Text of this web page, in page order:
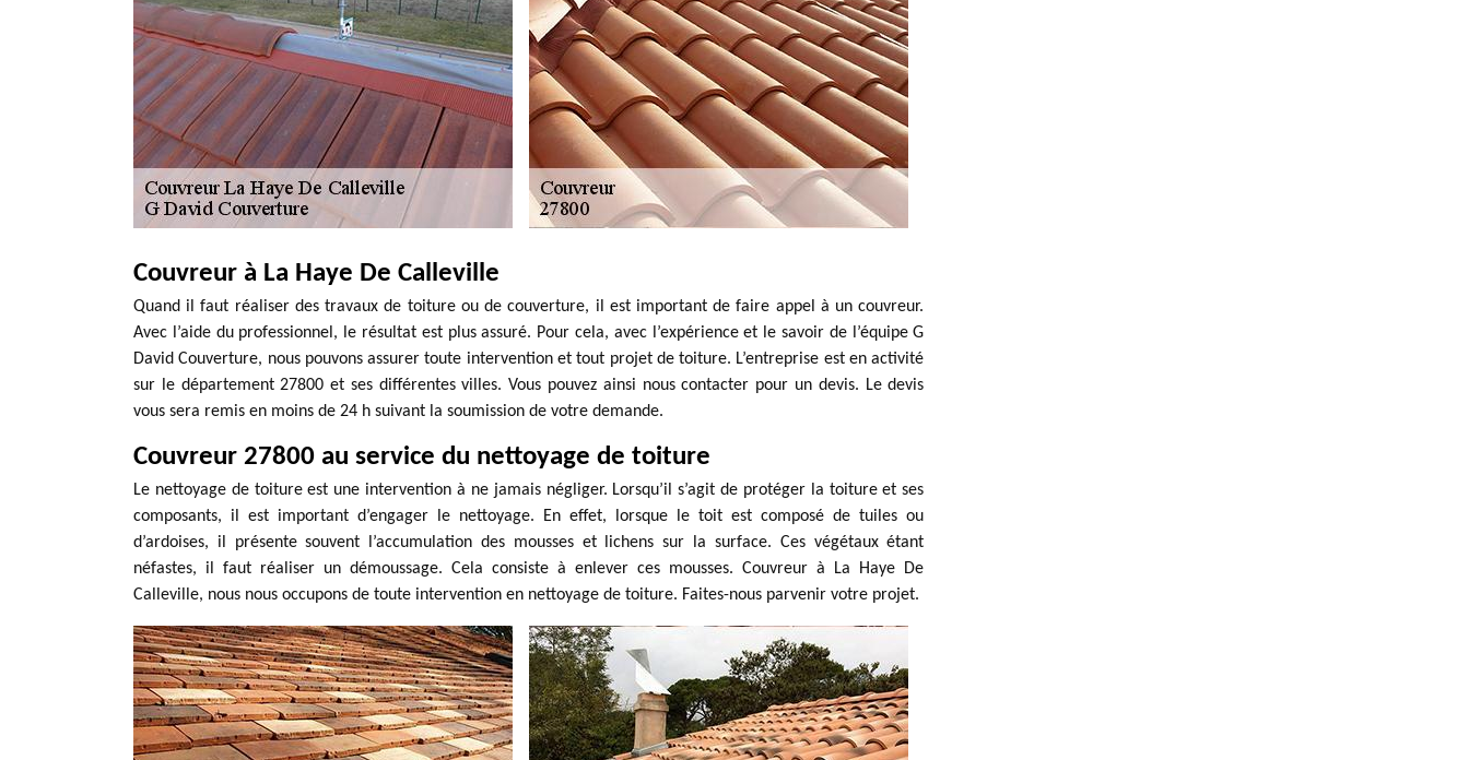
Couvreur à La Haye De Calleville
Quand il faut réaliser des travaux de toiture ou de couverture, il est important de faire appel à un couvreur.
Avec l’aide du professionnel, le résultat est plus assuré. Pour cela, avec l’expérience et le savoir de l’équipe G
David Couverture, nous pouvons assurer toute intervention et tout projet de toiture. L’entreprise est en activité
sur le département 27800 et ses différentes villes. Vous pouvez ainsi nous contacter pour un devis. Le devis
vous sera remis en moins de 24 h suivant la soumission de votre demande.
Couvreur 27800 au service du nettoyage de toiture
Le nettoyage de toiture est une intervention à ne jamais négliger. Lorsqu’il s’agit de protéger la toiture et ses
composants, il est important d’engager le nettoyage. En effet, lorsque le toit est composé de tuiles ou
d’ardoises, il présente souvent l’accumulation des mousses et lichens sur la surface. Ces végétaux étant
néfastes, il faut réaliser un démoussage. Cela consiste à enlever ces mousses. Couvreur à La Haye De
Calleville, nous nous occupons de toute intervention en nettoyage de toiture. Faites-nous parvenir votre projet.